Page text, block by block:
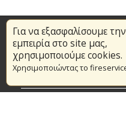
Για να εξασφαλίσουμε
εμπειρία στο site μας,
χρησιμοποιούμε cookies.
Χρησιμοποιώντας το
Επικαιρότητα
Το Πυροσβεστικό Σώμα